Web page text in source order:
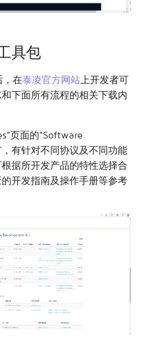
具包
，在泰凌官方网站 上开发者可
下面所有流程的相关下载内
页面的“Software
有针对不同协议及不同功能
据所开发产品的特性选择合
开发指南及操作手册等参考